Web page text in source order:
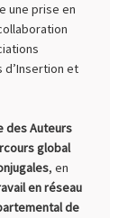
une prise en
et
des Auteurs
global
, en
en réseau
de